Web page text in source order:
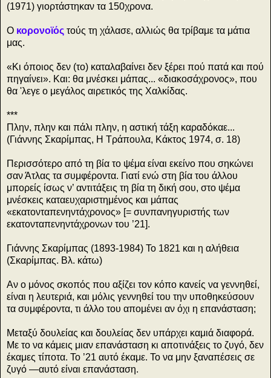
(1971) γιορτάστηκαν τα 150χρονα.
Ο κορονοϊός τούς τη χάλασε, αλλιώς θα τρίβαμε τα μάτια
μας.
«Κι όποιος δεν (το) καταλαβαίνει δεν ξέρει πού πατά και πού
πηγαίνει». Και: θα μνέσκει μάπας... «διακοσάχρονος», που
θα 'λεγε ο μεγάλος αιρετικός της Χαλκίδας.
***
Πλην, πλην και πάλι πλην, η αστική τάξη καραδόκαε...
(Γιάννης Σκαρίμπας, Η Τράπουλα, Κάκτος 1974, σ. 18)
Περισσότερο από τη βία το ψέμα είναι εκείνο που σηκώνει
σαν Άτλας τα συμφέροντα. Γιατί ενώ στη βία του άλλου
μπορείς ίσως ν’ αντιτάξεις τη βία τη δική σου, στο ψέμα
μνέσκεις καταευχαριστημένος και μάπας
«εκατονταπενηντάχρονος» [= συνπανηγυριστής των
εκατονταπενηντάχρονων του ’21].
Γιάννης Σκαρίμπας (1893-1984) Το 1821 και η αλήθεια
(Σκαρίμπας. Βλ. κάτω)
Αν ο μόνος σκοπός που αξίζει τον κόπο κανείς να γεννηθεί,
είναι η λευτεριά, και μόλις γεννηθεί του την υποθηκεύσουν
τα συμφέροντα, τι άλλο του απομένει αν όχι η επανάσταση;
Μεταξύ δουλείας και δουλείας δεν υπάρχει καμιά διαφορά.
Με το να κάμεις μιαν επανάσταση κι αποτινάξεις το ζυγό, δεν
έκαμες τίποτα. Το ’21 αυτό έκαμε. Το να μην ξαναπέσεις σε
ζυγό —αυτό είναι επανάσταση.